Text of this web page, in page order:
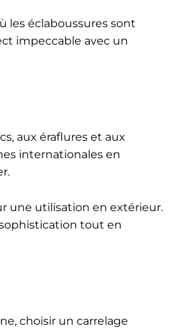
les éclaboussures sont
impeccable avec un
aux éraflures et aux
internationales en
une utilisation en extérieur.
tout en
choisir un carrelage